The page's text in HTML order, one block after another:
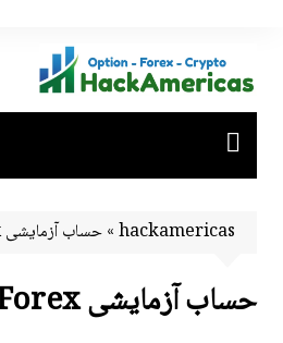
content
hackamericas
»حساب آزمایشی VideForex
حساب آزمایشی VideForex